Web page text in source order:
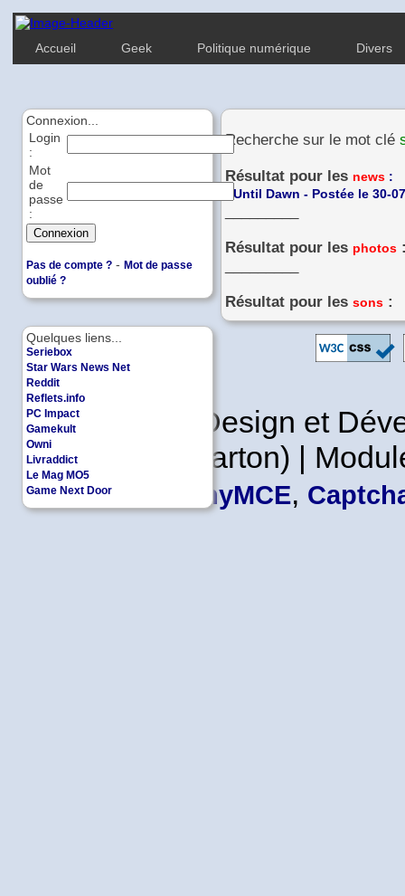
Accueil Geek Politique numérique Divers
Quelques liens...
Seriebox
Star Wars News Net
Reddit
Reflets.info
PC Impact
Gamekult
Owni
Livraddict
Le Mag MO5
Game Next Door
Connexion...
Login
:
Mot
de
passe
:
Pas de compte ? - Mot de passe
oublié ?
Recherche sur le mot clé
Résultat pour les news :
Until Dawn - Postée le 30-
Résultat pour les photos
Résultat pour les sons :
Copyleft | Design et
Leader en Carton) |
TinyMCE,